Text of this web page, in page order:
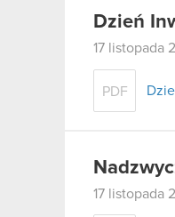
Dzień
17 listopada
PDF
17 listopada